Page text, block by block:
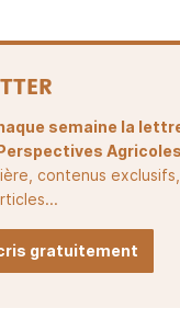
semaine la
contenus
gratuitement